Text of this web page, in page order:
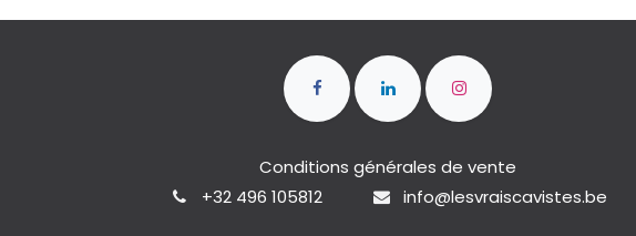
Conditions générales de vente
+32 496 105812
info@lesvraiscavistes.be